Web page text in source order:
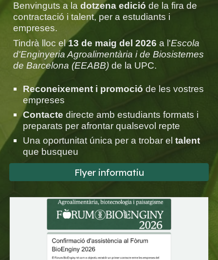
Benvinguts a ladotzena edició de la fira de
contractació i talent, per a estudiants i
empreses.
Tindrà lloc el13 de maig del 2026 a l'Escola
d'Enginyeria Agroalimentària i de Biosistemes
de Barcelona (EEABB) de la UPC.
Reconeixement i promoció de les vostres
empreses
Contacte directe amb estudiants formats i
preparats per afrontar qualsevol repte
Una oportunitat única per a trobar eltalent
que busqueu
Flyer informatiu